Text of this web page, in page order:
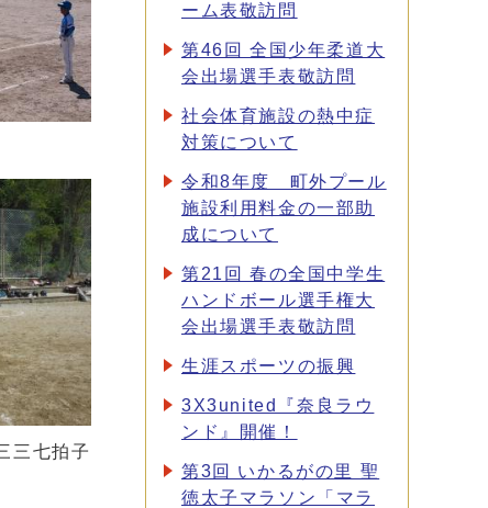
三七拍子
ーム表敬訪問
第46回 全国少年柔道大
会出場選手表敬訪問
社会体育施設の熱中症
対策について
令和8年度 町外プール
施設利用料金の一部助
成について
第21回 春の全国中学生
ハンドボール選手権大
会出場選手表敬訪問
生涯スポーツの振興
3X3united『奈良ラウ
ンド』開催！
第3回 いかるがの里 聖
徳太子マラソン「マラ